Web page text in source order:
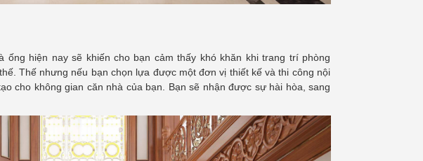
ống hiện nay sẽ khiến cho bạn cảm thấy khó khăn khi trang trí phòng
Thế nhưng nếu bạn chọn lựa được một đơn vị thiết kế và thi công nội
cho không gian căn nhà của bạn. Bạn sẽ nhận được sự hài hòa, sang